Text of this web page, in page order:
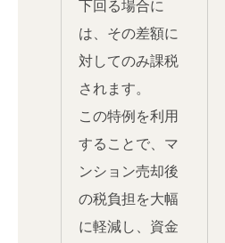
下回る場合に
は、その差額に
対してのみ課税
されます。
この特例を利用
することで、マ
ンション売却後
の税負担を大幅
に軽減し、資金